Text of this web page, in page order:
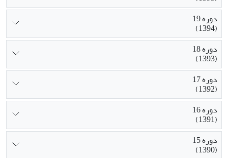
دوره 19
(1394)
دوره 18
(1393)
دوره 17
(1392)
دوره 16
(1391)
دوره 15
(1390)